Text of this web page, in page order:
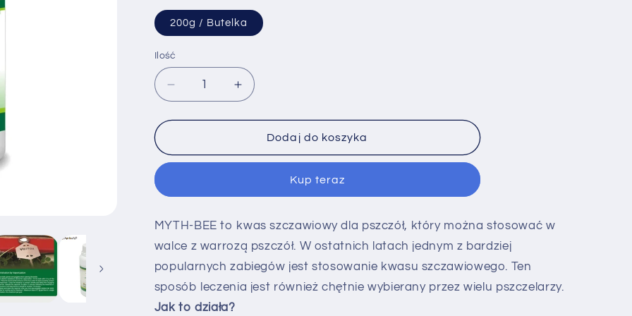
200g / Butelka
Ilość
Ilość
Zmniejsz
ilość
dla
BEE
dla
200g
Zwiększ
ilość
dla
MYTH-
BEE
szczawiowy
dla
200g
Dodaj do koszyka
Kup teraz
MYTH-BEE to kwas szczawiowy dla pszczół, który można stosować w
walce z warrozą pszczół. W ostatnich latach jednym z bardziej
popularnych zabiegów jest stosowanie kwasu szczawiowego. Ten
sposób leczenia jest również chętnie wybierany przez wielu pszczelarzy.
Jak to działa?